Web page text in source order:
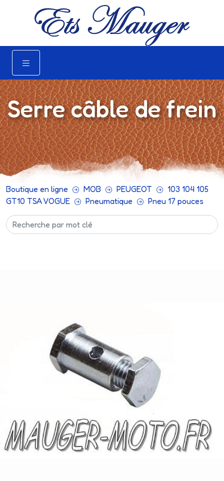
Serre câble de frein
Boutique en ligne MOB PEUGEOT
103 104 105
GT10 TSA VOGUE
Pneumatique Pneu 17 pouces